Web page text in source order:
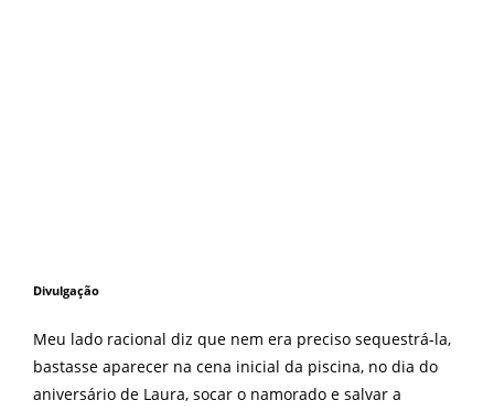
Divulgação
Meu lado racional diz que nem era preciso sequestrá-la,
bastasse aparecer na cena inicial da piscina, no dia do
aniversário de Laura, socar o namorado e salvar a